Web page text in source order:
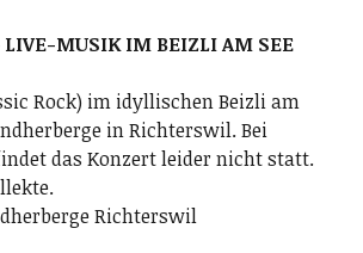
LIVE-MUSIK IM BEIZLI AM SEE
Rock) im idyllischen Beizli am
in Richterswil. Bei
das Konzert leider nicht statt.
Richterswil